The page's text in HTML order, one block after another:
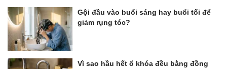
Gội đầu vào buổi sáng hay buổi tối để
giảm rụng tóc?
Vì sao hầu hết ổ khóa đều bằng đồng